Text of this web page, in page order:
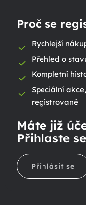
Proč se
Rychlejší
Přehled o
Kompletní
Speciální
registrované
Máte již
Přihlaste se
Přihlásit se